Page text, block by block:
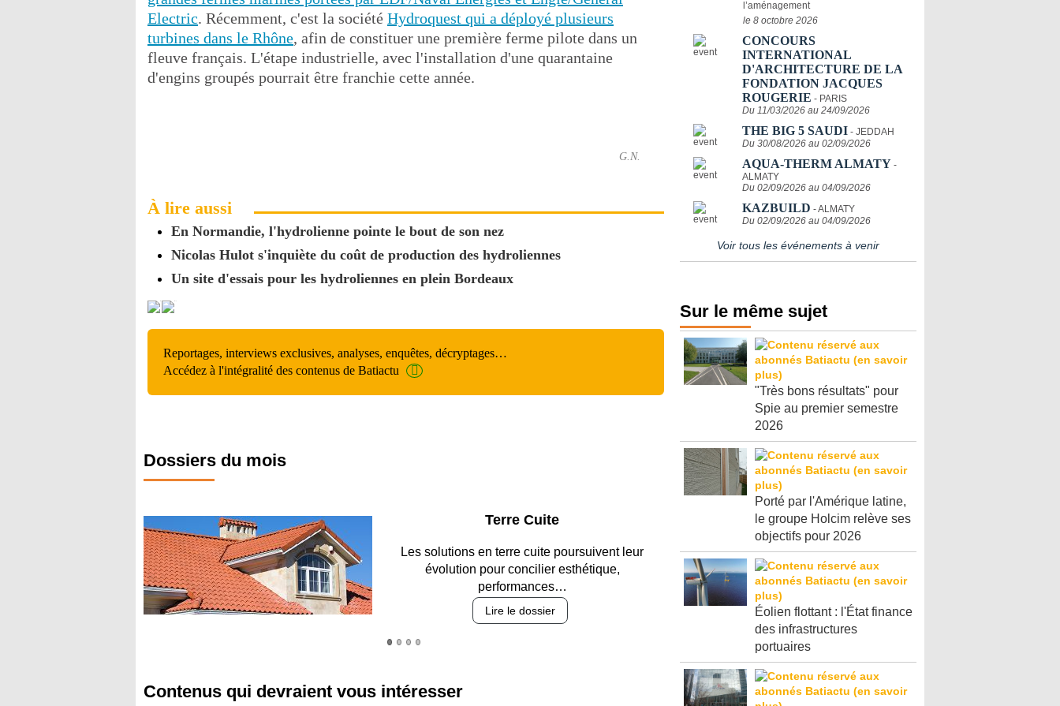
Electric. Récemment, c'est la société Hydroquest qui a déployé plusieurs
turbines dans le Rhône, afin de constituer une première ferme pilote dans un
fleuve français. L'étape industrielle, avec l'installation d'une quarantaine
d'engins groupés pourrait être franchie cette année.
G.N.
À lire aussi
En Normandie, l'hydrolienne pointe le bout de son nez
Nicolas Hulot s'inquiète du coût de production des hydroliennes
Un site d'essais pour les hydroliennes en plein Bordeaux
Reportages, interviews exclusives, analyses, enquêtes, décryptages…
Accédez à l'intégralité des contenus de Batiactu
Dossiers du mois
Parking et garages
Entre circulation, sécurisation des accès, durabilité
des revêtements et intégration…
Lire le dossier
l’aménagement
le 8 octobre 2026
CONCOURS
INTERNATIONAL
D'ARCHITECTURE DE LA
FONDATION JACQUES
ROUGERIE - PARIS
Du 11/03/2026 au 24/09/2026
THE BIG 5 SAUDI - JEDDAH
Du 30/08/2026 au 02/09/2026
AQUA-THERM ALMATY -
ALMATY
Du 02/09/2026 au 04/09/2026
KAZBUILD - ALMATY
Du 02/09/2026 au 04/09/2026
Voir tous les événements à venir
Sur le même sujet
"Très bons résultats" pour
Spie au premier semestre
2026
Porté par l'Amérique latine,
le groupe Holcim relève ses
objectifs pour 2026
Éolien flottant : l'État finance
des infrastructures
portuaires